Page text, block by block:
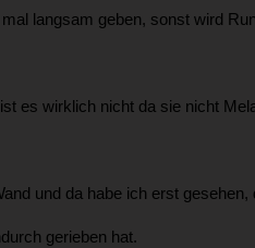
langsam geben, sonst wird
es wirklich nicht da sie nicht
und da habe ich erst gesehen,
gerieben hat.